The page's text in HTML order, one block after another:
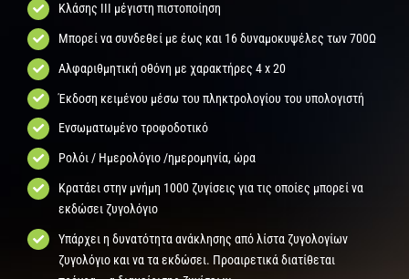
Κλάσης ΙΙI μέγιστη πιστοποίηση
Μπορεί να συνδεθεί με έως και 16 δυναμοκυψέλες των 700Ω
Αλφαριθμητική οθόνη με χαρακτήρες 4 x 20
Έκδοση κειμένου μέσω του πληκτρολογίου του υπολογιστή
Ενσωματωμένο τροφοδοτικό
Ρολόι / Ημερολόγιο /ημερομηνία, ώρα
Κρατάει στην μνήμη 1000 ζυγίσεις για τις οποίες μπορεί να
εκδώσει ζυγολόγιο
Υπάρχει η δυνατότητα ανάκλησης από λίστα ζυγολογίων
ζυγολόγιο και να τα εκδώσει. Προαιρετικά διατίθεται